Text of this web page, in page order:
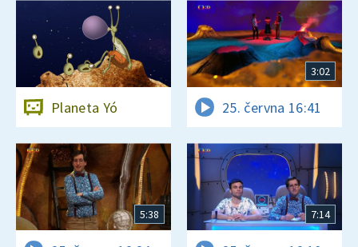
Planeta Yó
3:02
25. června 16:41
5:38 7:14